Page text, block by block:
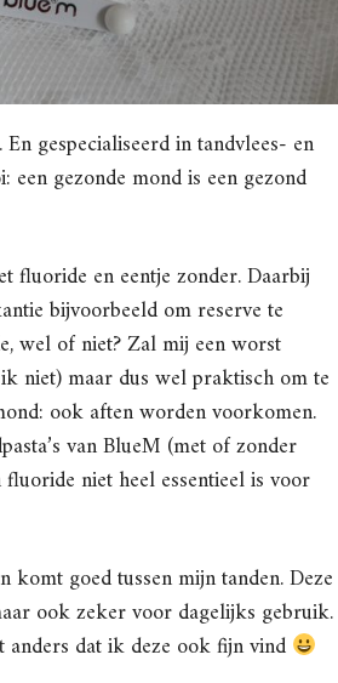
gespecialiseerd in tandvlees- en
gezonde mond is een gezond
fluoride en eentje zonder. Daarbij
bijvoorbeeld om reserve te
wel of niet? Zal mij een worst
niet) maar dus wel praktisch om te
ook aften worden voorkomen.
van BlueM (met of zonder
niet heel essentieel is voor
goed tussen mijn tanden. Deze
ook zeker voor dagelijks gebruik.
dat ik deze ook fijn vind